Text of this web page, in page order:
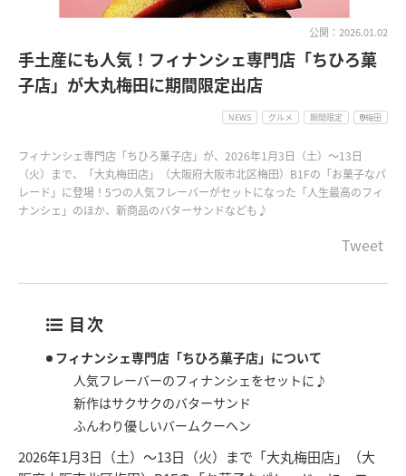
公開：2026.01.02
手土産にも人気！フィナンシェ専門店「ちひろ菓
子店」が大丸梅田に期間限定出店
NEWS グルメ 期間限定 梅田
フィナンシェ専門店「ちひろ菓子店」が、2026年1月3日（土）～13日
（火）まで、「大丸梅田店」（大阪府大阪市北区梅田）B1Fの「お菓子なパ
レード」に登場！5つの人気フレーバーがセットになった「人生最高のフィ
ナンシェ」のほか、新商品のバターサンドなども♪
Tweet
目次
フィナンシェ専門店「ちひろ菓子店」について
人気フレーバーのフィナンシェをセットに♪
新作はサクサクのバターサンド
ふんわり優しいバームクーヘン
2026年1月3日（土）～13日（火）まで「大丸梅田店」（大